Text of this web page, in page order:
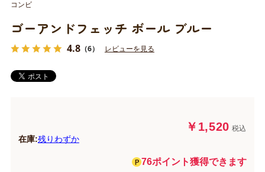
ゴーアンドフェッチ ボール ブルー
4.8（6） レビューを見る
￥1,520 税込
在庫:残りわずか
76ポイント獲得できます
コンビ